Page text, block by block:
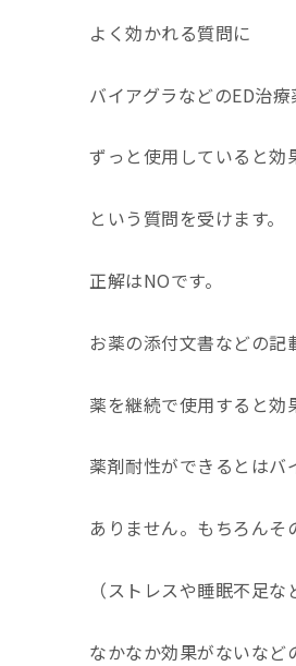
よく効かれる質問に
バイアグラなどのED治療
ずっと使用していると効
という質問を受けます。
正解はNOです。
お薬の添付文書などの記
薬を継続で使用すると効
薬剤耐性ができるとはバ
ありません。もちろんそ
（ストレスや睡眠不足な
なかなか効果がないな